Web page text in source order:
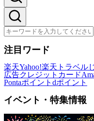
注目ワード
楽天Yahoo!楽天トラベル
広告クレジットカード
Pontaポイント dポイント
イベント・特集情報